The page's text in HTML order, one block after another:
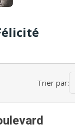
Trier par: